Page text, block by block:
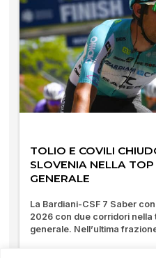
TOLIO E COVILI
SLOVENIA NELLA
GENERALE
La Bardiani-CSF 7 Saber
2026 con due corridori nella
generale. Nell’ultima